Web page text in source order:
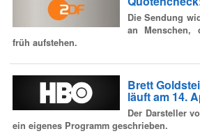
Die Sendung
an Menschen,
früh aufstehen.
Brett
läuft am 14.
Der Darsteller
ein eigenes Programm geschrieben.